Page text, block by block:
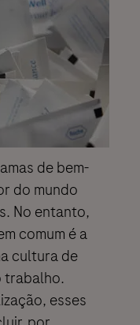
de bem-
do mundo
No entanto,
comum é a
cultura de
trabalho.
esses